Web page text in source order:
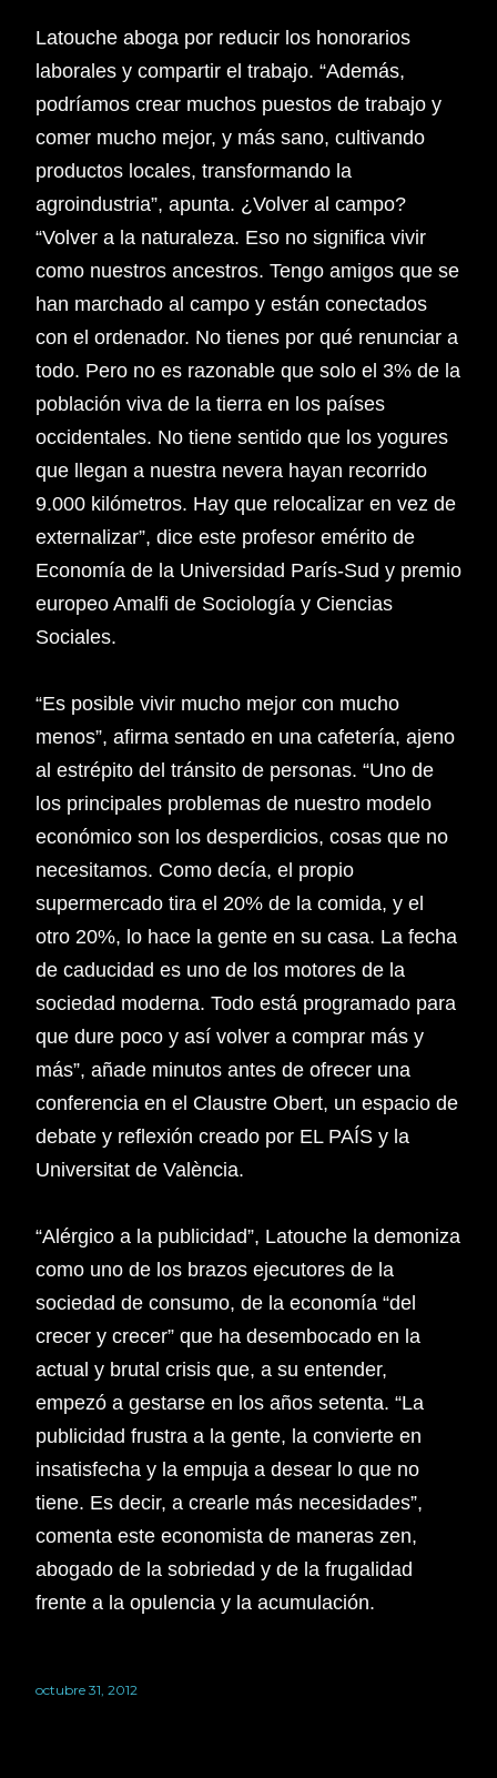
Latouche aboga por reducir los honorarios
laborales y compartir el trabajo. “Además,
podríamos crear muchos puestos de trabajo y
comer mucho mejor, y más sano, cultivando
productos locales, transformando la
agroindustria”, apunta. ¿Volver al campo?
“Volver a la naturaleza. Eso no significa vivir
como nuestros ancestros. Tengo amigos que se
han marchado al campo y están conectados
con el ordenador. No tienes por qué renunciar a
todo. Pero no es razonable que solo el 3% de la
población viva de la tierra en los países
occidentales. No tiene sentido que los yogures
que llegan a nuestra nevera hayan recorrido
9.000 kilómetros. Hay que relocalizar en vez de
externalizar”, dice este profesor emérito de
Economía de la Universidad París-Sud y premio
europeo Amalfi de Sociología y Ciencias
Sociales.
“Es posible vivir mucho mejor con mucho
menos”, afirma sentado en una cafetería, ajeno
al estrépito del tránsito de personas. “Uno de
los principales problemas de nuestro modelo
económico son los desperdicios, cosas que no
necesitamos. Como decía, el propio
supermercado tira el 20% de la comida, y el
otro 20%, lo hace la gente en su casa. La fecha
de caducidad es uno de los motores de la
sociedad moderna. Todo está programado para
que dure poco y así volver a comprar más y
más”, añade minutos antes de ofrecer una
conferencia en el Claustre Obert, un espacio de
debate y reflexión creado por EL PAÍS y la
Universitat de València.
“Alérgico a la publicidad”, Latouche la demoniza
como uno de los brazos ejecutores de la
sociedad de consumo, de la economía “del
crecer y crecer” que ha desembocado en la
actual y brutal crisis que, a su entender,
empezó a gestarse en los años setenta. “La
publicidad frustra a la gente, la convierte en
insatisfecha y la empuja a desear lo que no
tiene. Es decir, a crearle más necesidades”,
comenta este economista de maneras zen,
abogado de la sobriedad y de la frugalidad
frente a la opulencia y la acumulación.
octubre 31, 2012